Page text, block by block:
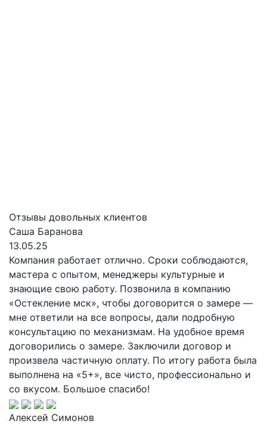
Отзывы довольных клиентов
Саша Баранова
13.05.25
Компания работает отлично. Сроки соблюдаются,
мастера с опытом, менеджеры культурные и
знающие свою работу. Позвонила в компанию
«Остекление мск», чтобы договорится о замере —
мне ответили на все вопросы, дали подробную
консультацию по механизмам. На удобное время
договорились о замере. Заключили договор и
произвела частичную оплату. По итогу работа была
выполнена на «5+», все чисто, профессионально и
со вкусом. Большое спасибо!
Алексей Симонов